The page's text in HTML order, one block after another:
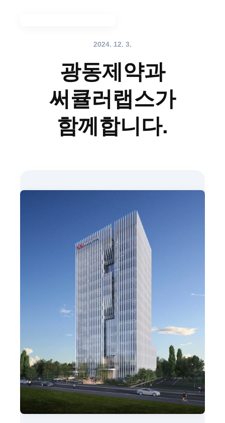
2024. 12. 3.
광동제약과
써큘러랩스가
함께합니다.